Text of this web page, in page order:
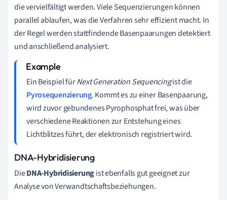
die vervielfältigt werden. Viele Sequenzierungen können
parallel ablaufen, was die Verfahren sehr effizient macht. In
der Regel werden stattfindende Basenpaarungen detektiert
und anschließend analysiert.
Ein Beispiel fürNext Generation Sequencingist die
Pyrosequenzierung. Kommt es zu einer Basenpaarung,
wird zuvor gebundenes Pyrophosphat frei, was über
verschiedene Reaktionen zur Entstehung eines
Lichtblitzes führt, der elektronisch registriert wird.
DNA-Hybridisierung
DieDNA-Hybridisierungist ebenfalls gut geeignet zur
Analyse von Verwandtschaftsbeziehungen.